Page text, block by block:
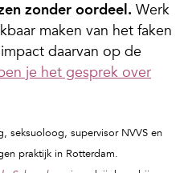
zonder oordeel. Werk
maken van het faken
daarvan op de
je het gesprek over
seksuoloog, supervisor NVVS en
praktijk in Rotterdam.